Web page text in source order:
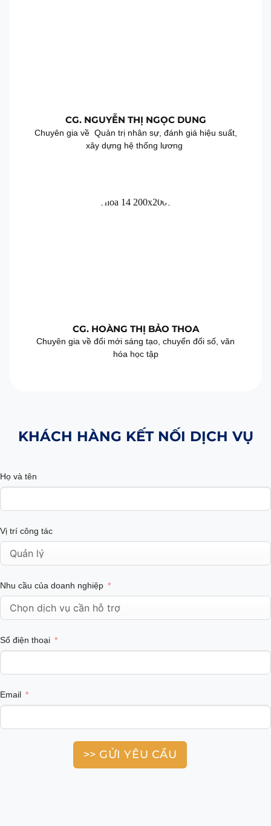
CG. NGUYỄN THỊ NGỌC DUNG
Chuyên gia về Quản trị nhân sự, đánh giá hiệu suất,
xây dựng hệ thống lương
CG. HOÀNG THỊ BẢO THOA
Chuyên gia về đổi mới sáng tạo, chuyển đổi số, văn
hóa học tập
KHÁCH HÀNG KẾT NỐI DỊCH VỤ
Họ và tên
Vị trí công tác
Nhu cầu của doanh nghiệp
Số điện thoại
Email
>> GỬI YÊU CẦU